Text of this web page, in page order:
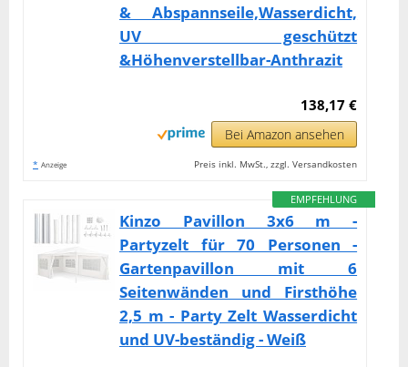
& Abspannseile,Wasserdicht,
UV geschützt
&Höhenverstellbar-Anthrazit
138,17 €
Bei Amazon ansehen
* Anzeige Preis inkl. MwSt., zzgl. Versandkosten
EMPFEHLUNG
Kinzo Pavillon 3x6 m -
Partyzelt für 70 Personen -
Gartenpavillon mit 6
Seitenwänden und Firsthöhe
2,5 m - Party Zelt Wasserdicht
und UV-beständig - Weiß